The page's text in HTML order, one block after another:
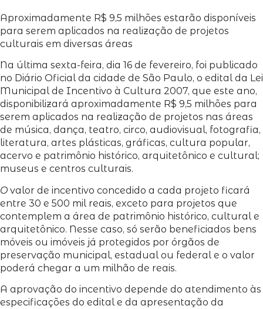
Aproximadamente R$ 9,5 milhões estarão disponíveis
para serem aplicados na realização de projetos
culturais em diversas áreas
Na última sexta-feira, dia 16 de fevereiro, foi publicado
no Diário Oficial da cidade de São Paulo, o edital da Lei
Municipal de Incentivo à Cultura 2007, que este ano,
disponibilizará aproximadamente R$ 9,5 milhões para
serem aplicados na realização de projetos nas áreas
de música, dança, teatro, circo, audiovisual, fotografia,
literatura, artes plásticas, gráficas, cultura popular,
acervo e patrimônio histórico, arquitetônico e cultural;
museus e centros culturais.
O valor de incentivo concedido a cada projeto ficará
entre 30 e 500 mil reais, exceto para projetos que
contemplem a área de patrimônio histórico, cultural e
arquitetônico. Nesse caso, só serão beneficiados bens
móveis ou imóveis já protegidos por órgãos de
preservação municipal, estadual ou federal e o valor
poderá chegar a um milhão de reais.
A aprovação do incentivo depende do atendimento às
especificações do edital e da apresentação da